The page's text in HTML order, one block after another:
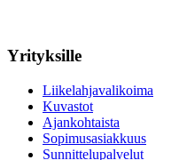
Yrityksille
Liikelahjavalikoima
Kuvastot
Ajankohtaista
Sopimusasiakkuus
Sunnittelupalvelut